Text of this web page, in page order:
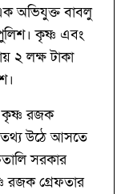
অভিযুক্ত বাবলু
কৃষ্ণ এবং
২ লক্ষ টাকা
কৃষ্ণ রজক
তথ্য উঠে আসতে
সরকার
রজক গ্রেফতার